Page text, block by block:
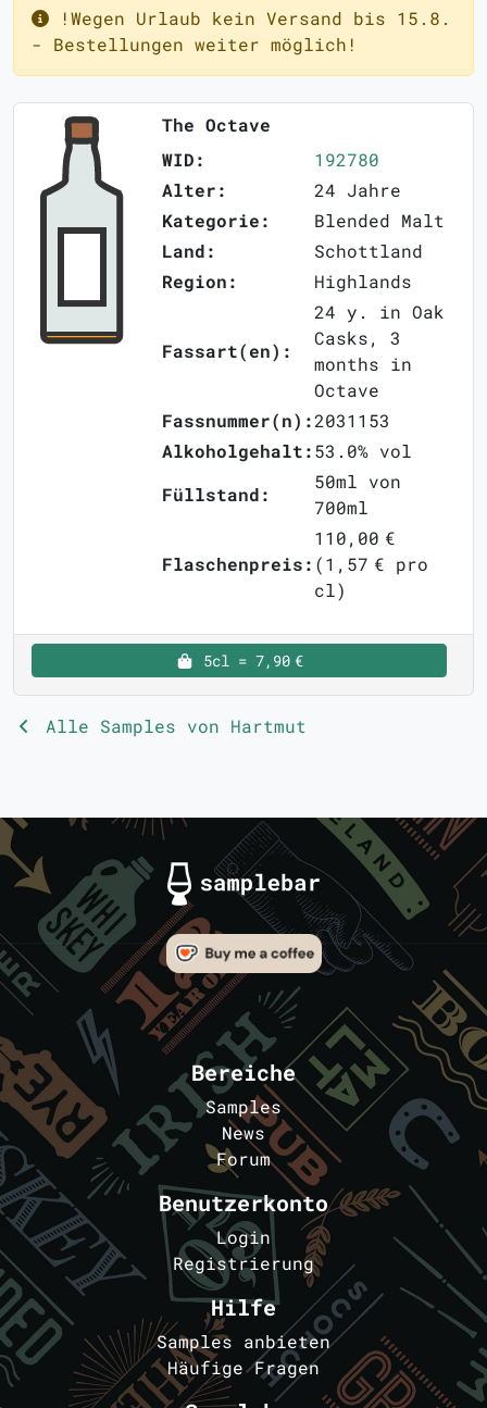
!Wegen Urlaub kein Versand bis 15.8.
- Bestellungen weiter möglich!
The Octave
WID:
192780
Alter:
24 Jahre
Kategorie:
Blended Malt
Land:
Schottland
Region:
Highlands
Fassart(en):
24 y. in Oak
Casks, 3
months in
Octave
Fassnummer(n):2031153
Alkoholgehalt:53.0% vol
Füllstand:
50ml von
700ml
Flaschenpreis:
110,00 €
(1,57 € pro
cl)
5cl = 7,90 €
Alle Samples von Hartmut
Bereiche
Samples
News
Forum
Benutzerkonto
Login
Registrierung
Hilfe
Samples anbieten
Häufige Fragen